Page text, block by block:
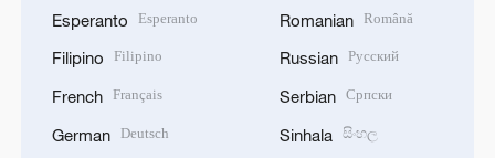
Esperanto Esperanto
Filipino Filipino
French Français
German Deutsch
Romanian Română
Russian Русский
Serbian Српски
Sinhala සිංහල